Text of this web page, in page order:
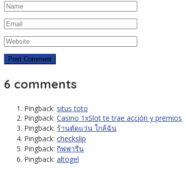
6 comments
Pingback: situs toto
Pingback: Casino 1xSlot te trae acción y premios
Pingback: ร้านตัดแว่น ใกล้ฉัน
Pingback: checkslip
Pingback: กิฟฟารีน
Pingback: altogel